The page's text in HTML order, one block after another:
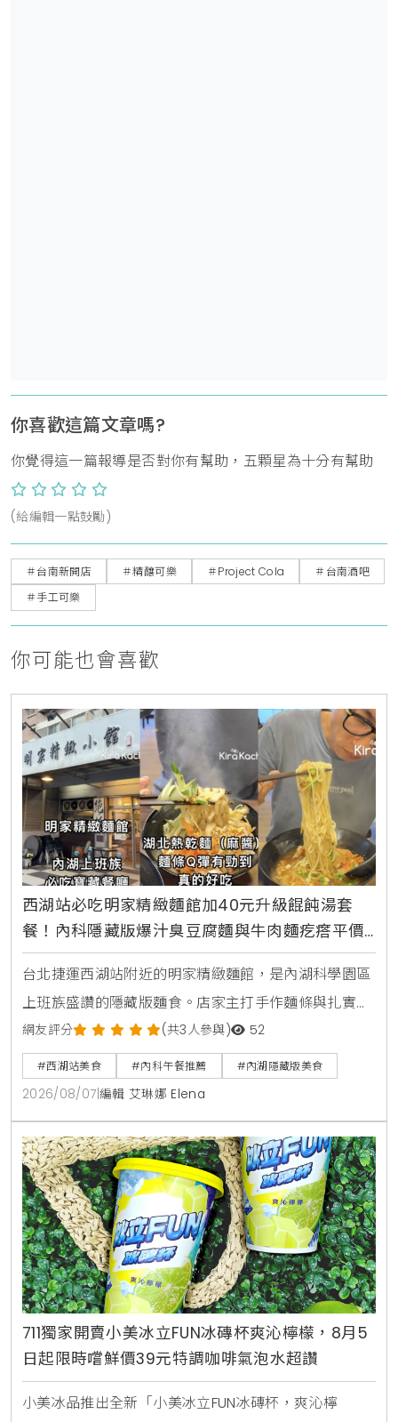
你喜歡這篇文章嗎?
你覺得這一篇報導是否對你有幫助，五顆星為十分有幫助
(給編輯一點鼓勵)
＃台南新開店 ＃精釀可樂 ＃Project Cola
＃台南酒吧
＃手工可樂
你可能也會喜歡
西湖站必吃明家精緻麵館加40元升級餛飩湯套
餐！內科隱藏版爆汁臭豆腐麵與牛肉麵疙瘩平價
攻略
台北捷運西湖站附近的明家精緻麵館，是內湖科學園區
上班族盛讚的隱藏版麵食。店家主打手作麵條與扎實湯
頭，包含香濃的湖北熱乾麵搭配鮮肉餛飩湯套餐，還有
酸甜解膩的蕃茄紅燒牛肉麵疙瘩，以及吸飽湯汁的麻辣
臭豆腐白肉麵。本文完整收錄菜單三大亮點，交通資訊
與營業時間一次整理給您。
網友評分 (共3人參與) 52
#西湖站美食 #內科午餐推薦 #內湖隱藏版美食
2026/08/07 編輯 艾琳娜 Elena
711獨家開賣小美冰立FUN冰磚杯爽沁檸檬，8月5
日起限時嚐鮮價39元特調咖啡氣泡水超讚
小美冰品推出全新「小美冰立FUN冰磚杯，爽沁檸